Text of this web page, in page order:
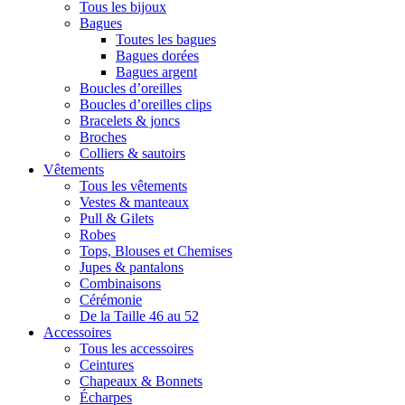
Tous les bijoux
Bagues
Toutes les bagues
Bagues dorées
Bagues argent
Boucles d’oreilles
Boucles d’oreilles clips
Bracelets & joncs
Broches
Colliers & sautoirs
Vêtements
Tous les vêtements
Vestes & manteaux
Pull & Gilets
Robes
Tops, Blouses et Chemises
Jupes & pantalons
Combinaisons
Cérémonie
De la Taille 46 au 52
Accessoires
Tous les accessoires
Ceintures
Chapeaux & Bonnets
Écharpes